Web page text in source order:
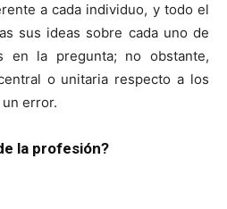
a cada individuo, y todo el
sus ideas sobre cada uno de
en la pregunta; no obstante,
o unitaria respecto a los
error.
la profesión?